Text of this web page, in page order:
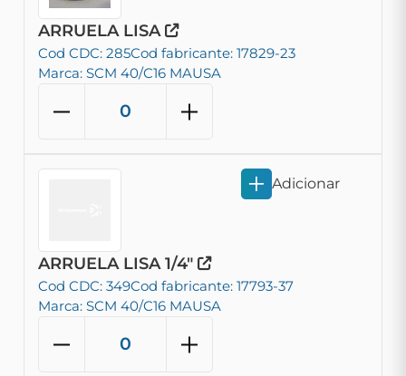
ARRUELA LISA
Cod CDC: 285Cod fabricante: 17829-23
Marca: SCM 40/C16 MAUSA
ARRUELA LISA 1/4"
Cod CDC: 349Cod fabricante: 17793-37
Marca: SCM 40/C16 MAUSA
Adicionar